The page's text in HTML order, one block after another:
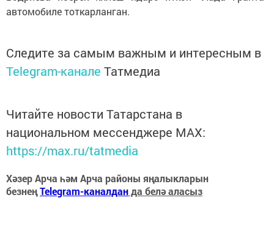
автомобиле тоткарланган.
Следите за самым важным и интересным в
Telegram-канале Татмедиа
Читайте новости Татарстана в
национальном мессенджере MАХ:
https://max.ru/tatmedia
Хәзер Арча һәм Арча районы яңалыкларын
безнеңTelegram-каналданда белә аласыз